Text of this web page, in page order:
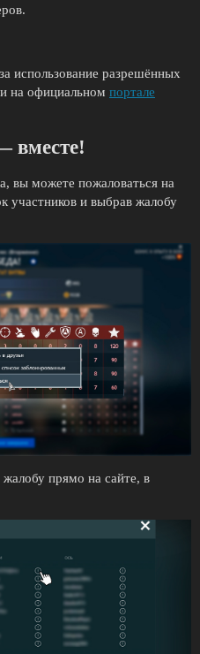
использование разрешённых
на официальном портале
вместе!
вы можете пожаловаться на
участников и выбрав жалобу
прямо на сайте, в